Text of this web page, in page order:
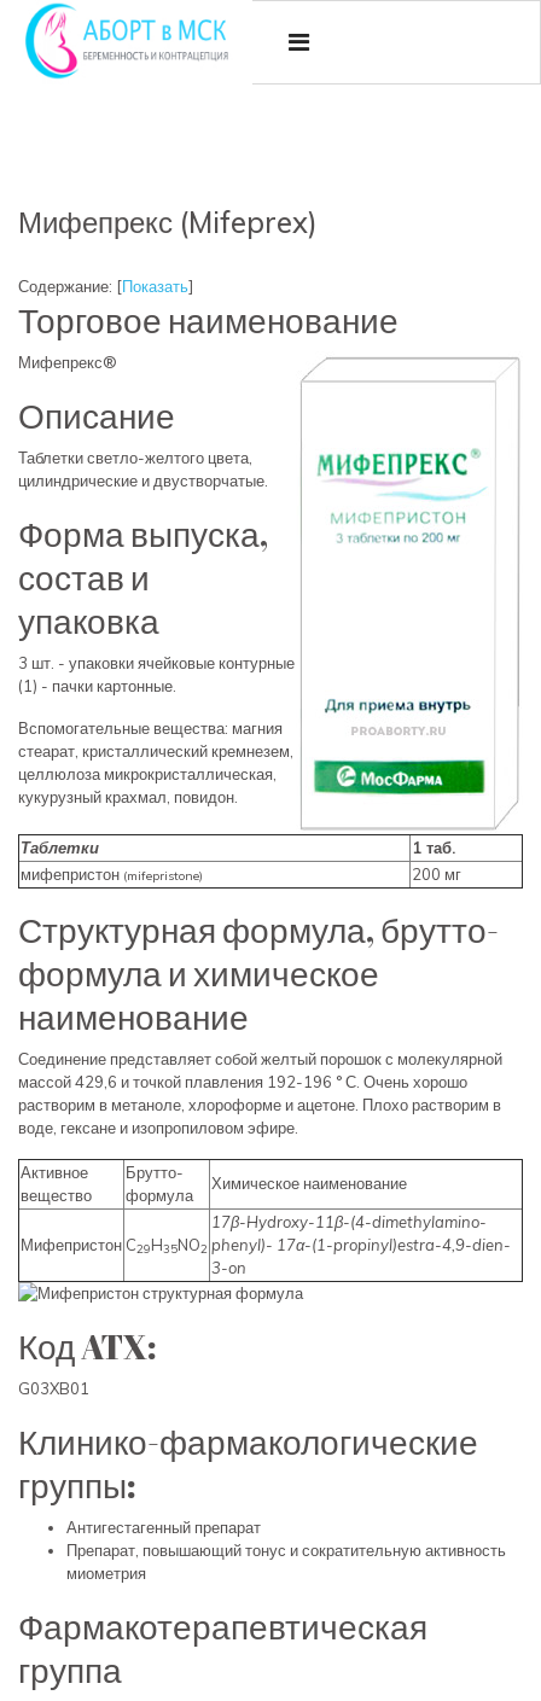
Мифепрекс (Mifeprex)
Содержание: [Показать]
Торговое наименование
Мифепрекс®
Описание
Таблетки светло-желтого цвета,
цилиндрические и двустворчатые.
Форма выпуска,
состав и
упаковка
3 шт. - упаковки ячейковые контурные
(1) - пачки картонные.
Вспомогательные вещества: магния
стеарат, кристаллический кремнезем,
целлюлоза микрокристаллическая,
кукурузный крахмал, повидон.
Таблетки
1 таб.
мифепристон (mifepristone) 200 мг
Структурная формула, брутто-
формула и химическое
наименование
Соединение представляет собой желтый порошок с молекулярной
массой 429,6 и точкой плавления 192-196 ° С. Очень хорошо
растворим в метаноле, хлороформе и ацетоне. Плохо растворим в
воде, гексане и изопропиловом эфире.
Активное
вещество
Брутто-
формула
Химическое наименование
Мифепристон C29H35NO2
17β-Hydroxy-11β-(4-dimethylamino-
phenyl)- 17α-(1-propinyl)estra-4,9-dien-
3-on
Код ATX:
G03XB01
Клинико-фармакологические
группы:
Антигестагенный препарат
Препарат, повышающий тонус и сократительную активность
миометрия
Фармакотерапевтическая
группа